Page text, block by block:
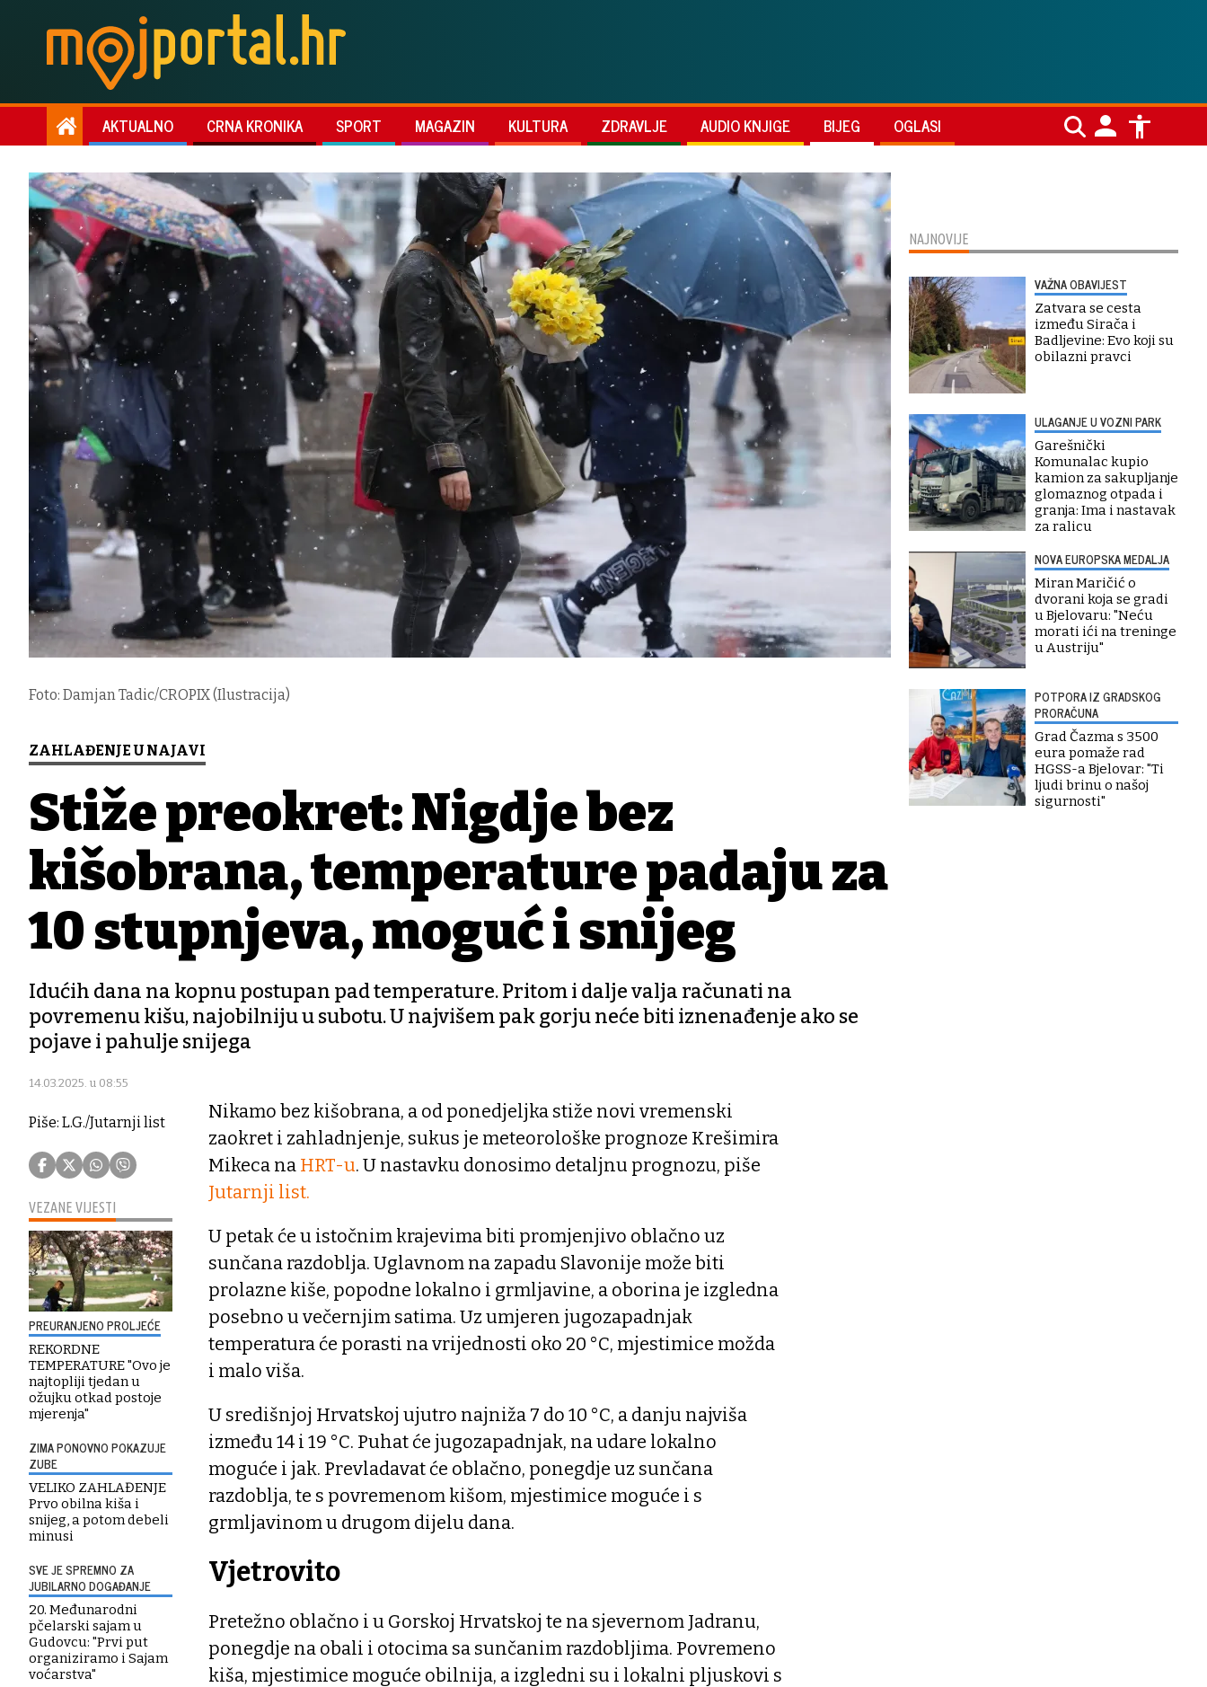
AKTUALNO CRNA KRONIKA SPORT MAGAZIN KULTURA ZDRAVLJE AUDIO KNJIGE BIJEG OGLASI
Foto: Damjan Tadic/CROPIX (Ilustracija)
ZAHLAĐENJE U NAJAVI
Stiže preokret: Nigdje bez
kišobrana, temperature padaju za
10 stupnjeva, moguć i snijeg
Idućih dana na kopnu postupan pad temperature. Pritom i dalje valja računati na
povremenu kišu, najobilniju u subotu. U najvišem pak gorju neće biti iznenađenje ako se
pojave i pahulje snijega
14.03.2025. u 08:55
Piše: L.G./Jutarnji list
VEZANE VIJESTI
PREURANJENO PROLJEĆE
REKORDNE
TEMPERATURE "Ovo je
najtopliji tjedan u
ožujku otkad postoje
mjerenja"
ZIMA PONOVNO POKAZUJE
ZUBE
VELIKO ZAHLAĐENJE
Prvo obilna kiša i
snijeg, a potom debeli
minusi
SVE JE SPREMNO ZA
JUBILARNO DOGAĐANJE
20. Međunarodni
pčelarski sajam u
Gudovcu: "Prvi put
organiziramo i Sajam
voćarstva"
Nikamo bez kišobrana, a od ponedjeljka stiže novi vremenski
zaokret i zahladnjenje, sukus je meteorološke prognoze Krešimira
Mikeca na HRT-u. U nastavku donosimo detaljnu prognozu, piše
Jutarnji list.
U petak će u istočnim krajevima biti promjenjivo oblačno uz
sunčana razdoblja. Uglavnom na zapadu Slavonije može biti
prolazne kiše, popodne lokalno i grmljavine, a oborina je izgledna
posebno u večernjim satima. Uz umjeren jugozapadnjak
temperatura će porasti na vrijednosti oko 20 °C, mjestimice možda
i malo viša.
U središnjoj Hrvatskoj ujutro najniža 7 do 10 °C, a danju najviša
između 14 i 19 °C. Puhat će jugozapadnjak, na udare lokalno
moguće i jak. Prevladavat će oblačno, ponegdje uz sunčana
razdoblja, te s povremenom kišom, mjestimice moguće i s
grmljavinom u drugom dijelu dana.
Vjetrovito
Pretežno oblačno i u Gorskoj Hrvatskoj te na sjevernom Jadranu,
ponegdje na obali i otocima sa sunčanim razdobljima. Povremeno
kiša, mjestimice moguće obilnija, a izgledni su i lokalni pljuskovi s
NAJNOVIJE
VAŽNA OBAVIJEST
Zatvara se cesta
između Sirača i
Badljevine: Evo koji su
obilazni pravci
ULAGANJE U VOZNI PARK
Garešnički
Komunalac kupio
kamion za sakupljanje
glomaznog otpada i
granja: Ima i nastavak
za ralicu
NOVA EUROPSKA MEDALJA
Miran Maričić o
dvorani koja se gradi
u Bjelovaru: "Neću
morati ići na treninge
u Austriju"
POTPORA IZ GRADSKOG
PRORAČUNA
Grad Čazma s 3500
eura pomaže rad
HGSS-a Bjelovar: "Ti
ljudi brinu o našoj
sigurnosti"